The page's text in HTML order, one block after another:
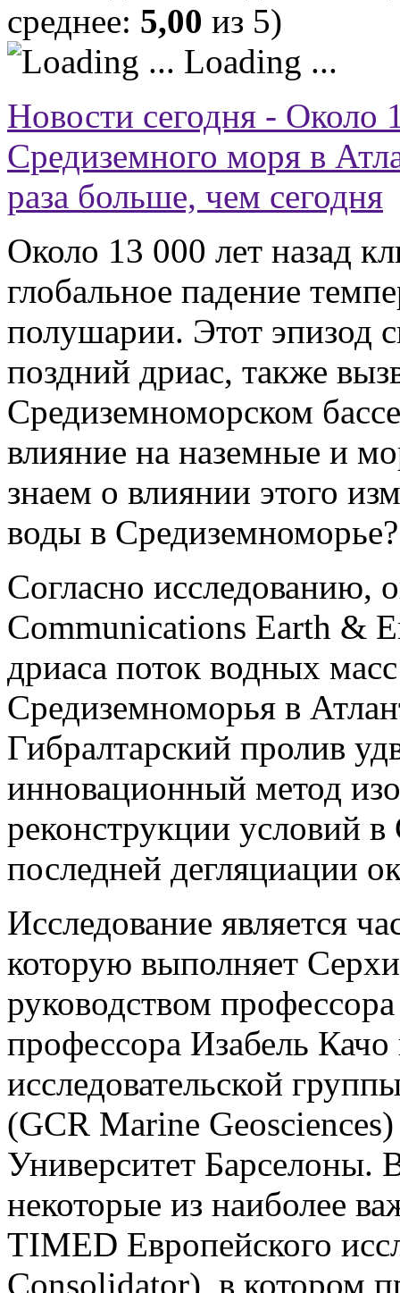
среднее: 5,00 из 5)
Loading ...
Новости сегодня - Около
Средиземного моря в
раза больше, чем сегодня
Около 13 000 лет назад
глобальное падение
полушарии. Этот эпизод
поздний дриас, также
Средиземноморском
влияние на наземные и
знаем о влиянии этого
воды в Средиземноморье?
Согласно исследованию,
Communications Earth &
дриаса поток водных
Средиземноморья в
Гибралтарский пролив
инновационный метод
реконструкции условий
последней дегляциации
Исследование является
которую выполняет
руководством
профессора Изабель
исследовательской
(GCR Marine
Университет Барселоны.
некоторые из наиболее
TIMED Европейского
Consolidator), в котором